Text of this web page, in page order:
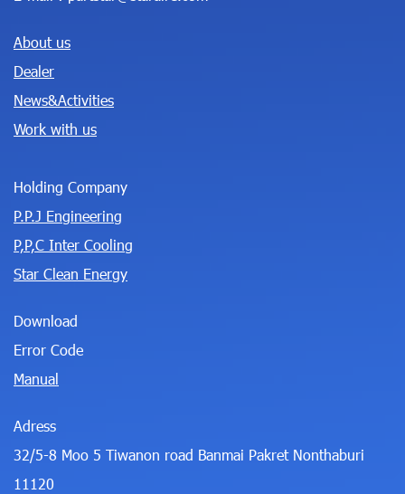
About us
Dealer
News&Activities
Work with us
Holding Company
P.P.J Engineering
P,P,C Inter Cooling
Star Clean Energy
Download
Error Code
Manual
Adress
32/5-8 Moo 5 Tiwanon road Banmai Pakret Nonthaburi
11120